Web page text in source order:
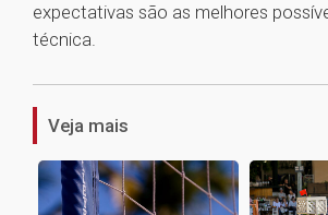
expectativas são as melhores
técnica.
Veja mais